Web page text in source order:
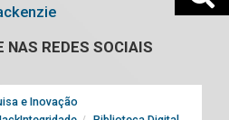
NAS REDES SOCIAIS
e Inovação